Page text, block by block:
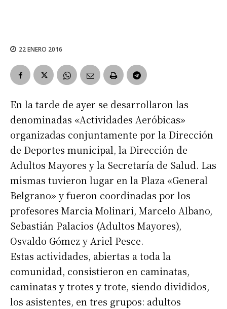
22 ENERO 2016
En la tarde de ayer se desarrollaron las
denominadas «Actividades Aeróbicas»
organizadas conjuntamente por la Dirección
de Deportes municipal, la Dirección de
Adultos Mayores y la Secretaría de Salud. Las
mismas tuvieron lugar en la Plaza «General
Belgrano» y fueron coordinadas por los
profesores Marcia Molinari, Marcelo Albano,
Sebastián Palacios (Adultos Mayores),
Osvaldo Gómez y Ariel Pesce.
Estas actividades, abiertas a toda la
comunidad, consistieron en caminatas,
caminatas y trotes y trote, siendo divididos,
los asistentes, en tres grupos: adultos